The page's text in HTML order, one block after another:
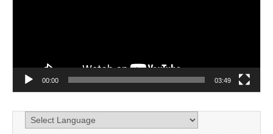
00:00 03:49